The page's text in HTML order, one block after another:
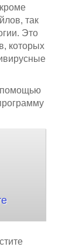
так
Это
которых
помощью